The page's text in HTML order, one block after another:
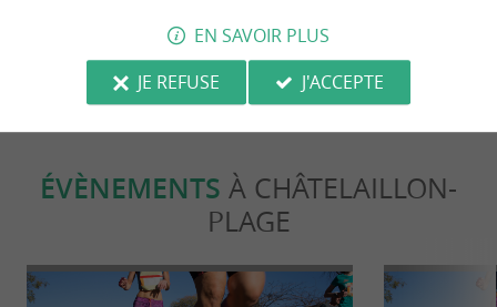
ÉVÈNEMENTS À CHÂTELAILLON-
PLAGE
EN SAVOIR PLUS
JE REFUSE
J'ACCEPTE